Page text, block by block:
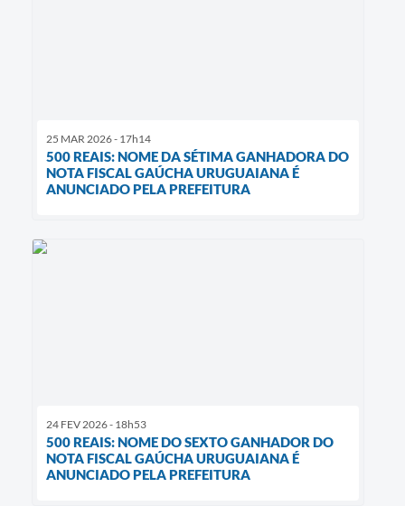
25 MAR 2026 - 17h14
500 REAIS: NOME DA SÉTIMA GANHADORA DO
NOTA FISCAL GAÚCHA URUGUAIANA É
ANUNCIADO PELA PREFEITURA
24 FEV 2026 - 18h53
500 REAIS: NOME DO SEXTO GANHADOR DO
NOTA FISCAL GAÚCHA URUGUAIANA É
ANUNCIADO PELA PREFEITURA